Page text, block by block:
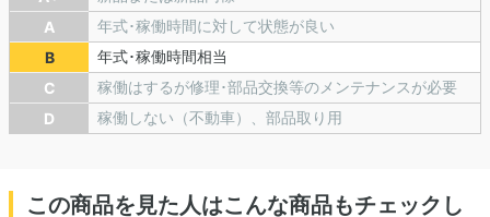
A
年式･稼働時間に対して状態が良い
B
年式･稼働時間相当
C
稼働はするが修理･部品交換等のメンテナンスが必要
D
稼働しない（不動車）、部品取り用
この商品を見た人はこんな商品もチェックし